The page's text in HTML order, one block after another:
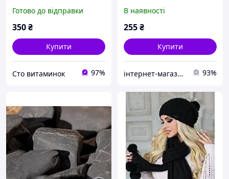
Готово до відправки
350₴
Купити
Сто витаминок 97%
води 500г. Походження:
Карелія.
В наявності
255₴
Купити
інтернет-магазин Фітопрепарати 93%